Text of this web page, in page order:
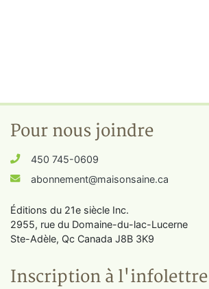
Pour nous joindre
450 745-0609
abonnement@maisonsaine.ca
Éditions du 21e siècle Inc.
2955, rue du Domaine-du-lac-Lucerne
Ste-Adèle, Qc Canada J8B 3K9
Inscription à l'infolettre